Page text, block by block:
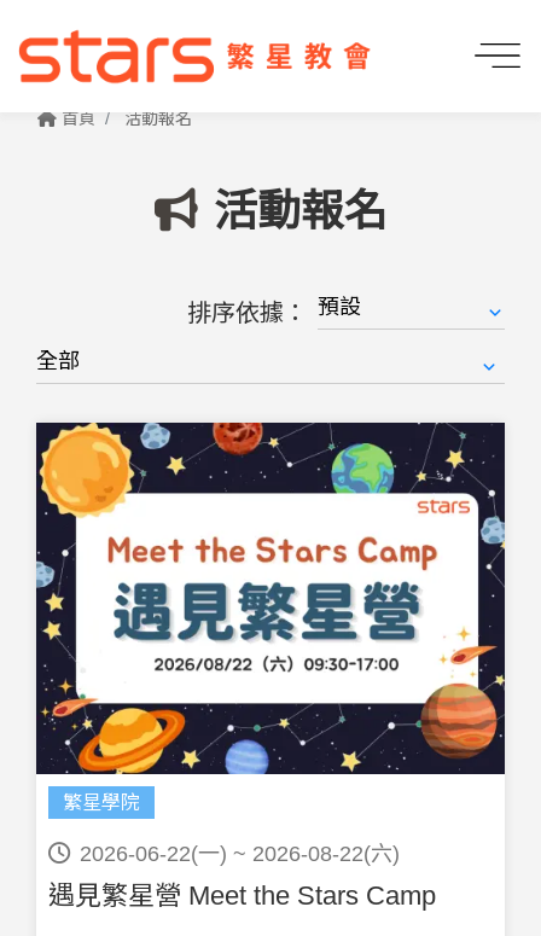
首頁 活動報名
活動報名
排序依據：
繁星學院
2026-06-22(一) ~ 2026-08-22(六)
遇見繁星營 Meet the Stars Camp